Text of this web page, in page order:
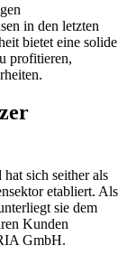
in den letzten
bietet eine solide
profitieren,
sich seither als
etabliert. Als
sie dem
Kunden
GmbH.